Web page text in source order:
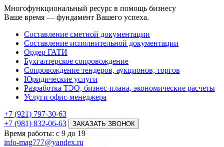
Многофункциональный ресурс в помощь бизнесу
Ваше время — фундамент Вашего успеха.
Составление сметной документации
Составление исполнительной документации
Ордер ГАТИ
Бухгалтерское сопровождение
Сопровождение тендеров, аукционов, торгов
Юридические услуги
Разработка ТЭО, бизнес-плана, экономические расчеты
Услуги офис-менеджера
+7 (921) 797-30-63
+7 (981) 832-06-63
ЗАКАЗАТЬ ЗВОНОК
Время работы: c 9 до 19
info-mag777@yandex.ru